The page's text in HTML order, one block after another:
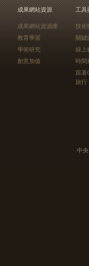
成果網站資源
成果網站資源庫
教育學習
學術研究
創意加值
工具
技術
關鍵
線上
時間
跟
旅行
中